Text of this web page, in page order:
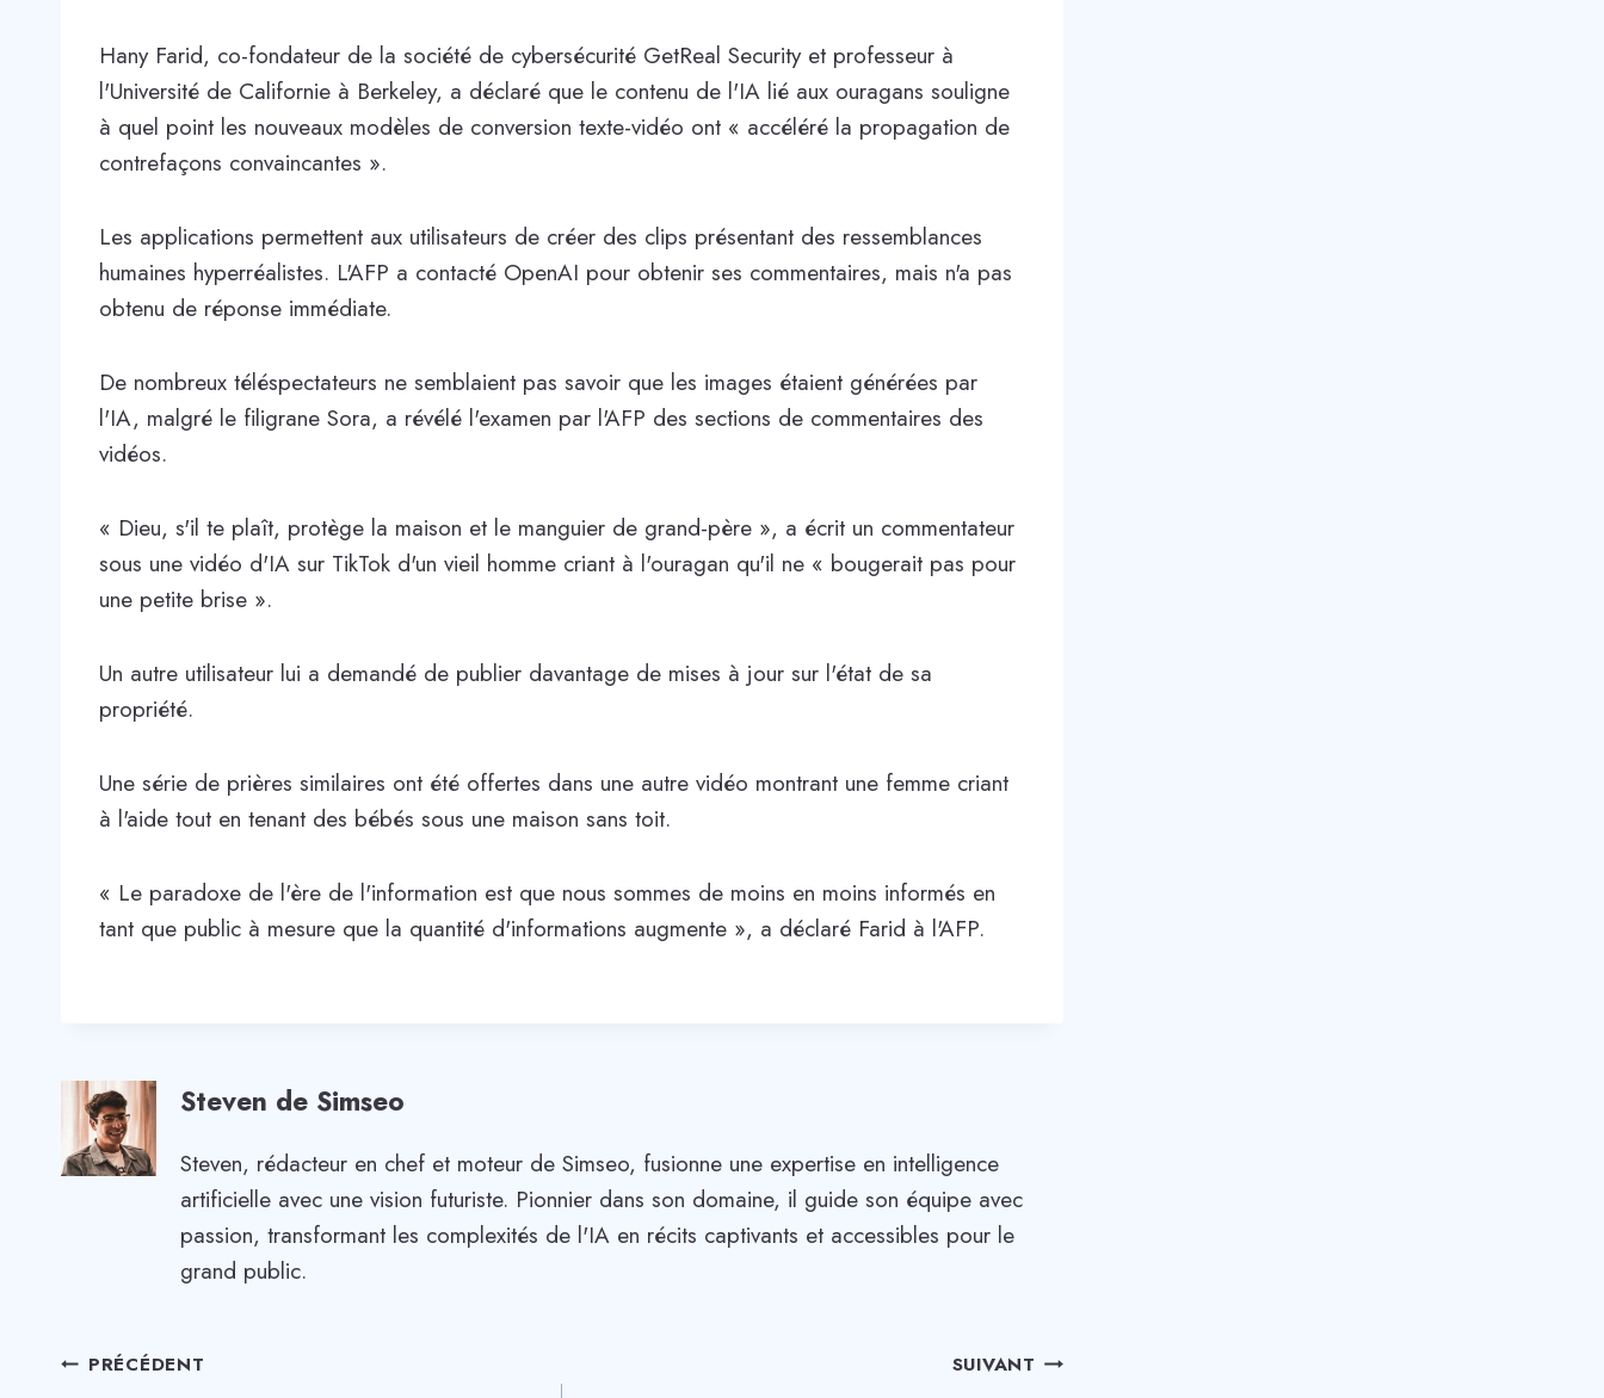
Hany Farid, co-fondateur de la société de cybersécurité GetReal Security et professeur à
l'Université de Californie à Berkeley, a déclaré que le contenu de l'IA lié aux ouragans souligne
à quel point les nouveaux modèles de conversion texte-vidéo ont « accéléré la propagation de
contrefaçons convaincantes ».
Les applications permettent aux utilisateurs de créer des clips présentant des ressemblances
humaines hyperréalistes. L'AFP a contacté OpenAI pour obtenir ses commentaires, mais n'a pas
obtenu de réponse immédiate.
De nombreux téléspectateurs ne semblaient pas savoir que les images étaient générées par
l'IA, malgré le filigrane Sora, a révélé l'examen par l'AFP des sections de commentaires des
vidéos.
« Dieu, s'il te plaît, protège la maison et le manguier de grand-père », a écrit un commentateur
sous une vidéo d'IA sur TikTok d'un vieil homme criant à l'ouragan qu'il ne « bougerait pas pour
une petite brise ».
Un autre utilisateur lui a demandé de publier davantage de mises à jour sur l'état de sa
propriété.
Une série de prières similaires ont été offertes dans une autre vidéo montrant une femme criant
à l'aide tout en tenant des bébés sous une maison sans toit.
« Le paradoxe de l'ère de l'information est que nous sommes de moins en moins informés en
tant que public à mesure que la quantité d'informations augmente », a déclaré Farid à l'AFP.
Steven de Simseo
Steven, rédacteur en chef et moteur de Simseo, fusionne une expertise en intelligence
artificielle avec une vision futuriste. Pionnier dans son domaine, il guide son équipe avec
passion, transformant les complexités de l'IA en récits captivants et accessibles pour le
grand public.
Navigation
PRÉCÉDENT SUIVANT